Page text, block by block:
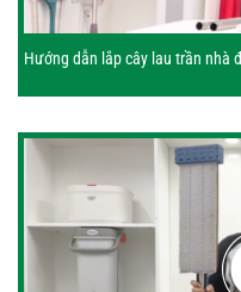
Hướng dẫn lắp cây lau trần nhà